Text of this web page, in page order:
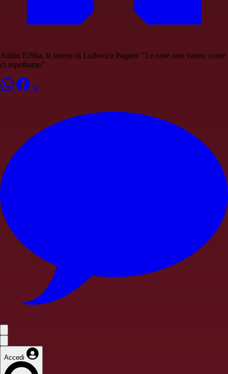
Addio ElSha, la lettera di Ludovica Pagani: "Le cose non vanno come
ci aspettiamo"
Accedi